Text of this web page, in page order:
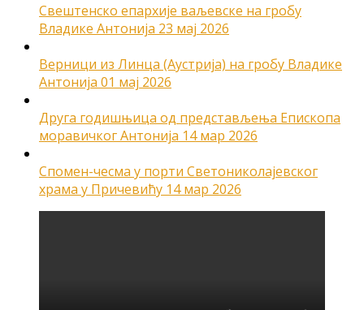
Свештенско епархије ваљевске на гробу
Владике Антонија 23 мај 2026
Верници из Линца (Аустрија) на гробу Владике
Антонија 01 мај 2026
Друга годишњица од представљења Епископа
моравичког Антонија 14 мар 2026
Спомен-чесма у порти Светониколајевског
храма у Причевићу 14 мар 2026